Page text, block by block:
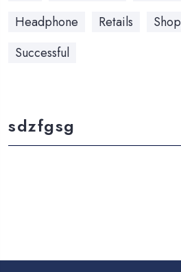
Headphone
Retails
Successful
sdzfgsg